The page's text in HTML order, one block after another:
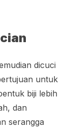
dicuci
untuk
biji lebih
dan
serangga